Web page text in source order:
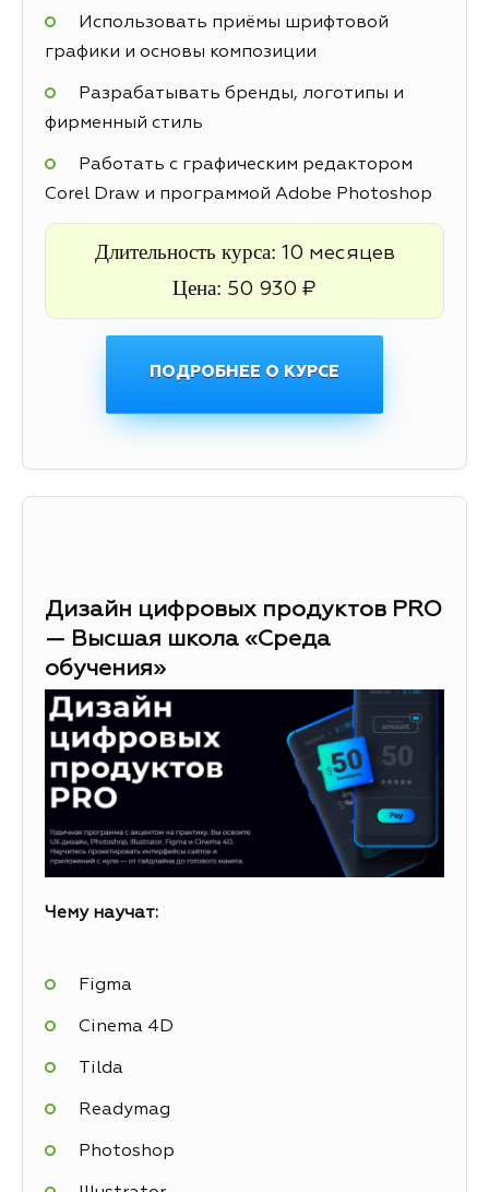
Использовать приёмы шрифтовой
графики и основы композиции
Разрабатывать бренды, логотипы и
фирменный стиль
Работать с графическим редактором
Corel Draw и программой Adobe Photoshop
Длительность курса: 10 месяцев
Цена: 50 930 ₽
ПОДРОБНЕЕ О КУРСЕ
Дизайн цифровых продуктов PRO
— Высшая школа «Среда
обучения»
Чему научат:
Figma
Cinema 4D
Tilda
Readymag
Photoshop